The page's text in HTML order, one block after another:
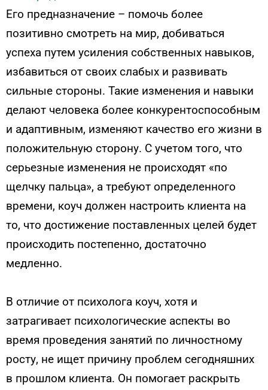
Его предназначение – помочь более
позитивно смотреть на мир, добиваться
успеха путем усиления собственных навыков,
избавиться от своих слабых и развивать
сильные стороны. Такие изменения и навыки
делают человека более конкурентоспособным
и адаптивным, изменяют качество его жизни в
положительную сторону. С учетом того, что
серьезные изменения не происходят «по
щелчку пальца», а требуют определенного
времени, коуч должен настроить клиента на
то, что достижение поставленных целей будет
происходить постепенно, достаточно
медленно.
В отличие от психолога коуч, хотя и
затрагивает психологические аспекты во
время проведения занятий по личностному
росту, не ищет причину проблем сегодняшних
в прошлом клиента. Он помогает раскрыть